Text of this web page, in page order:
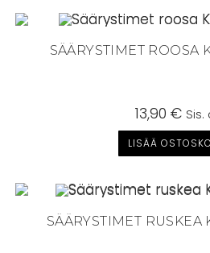
SÄÄRYSTIMET ROOSA
13,90 € Sis.
LISÄÄ
SÄÄRYSTIMET